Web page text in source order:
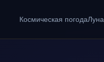
Космическая погодаЛуна